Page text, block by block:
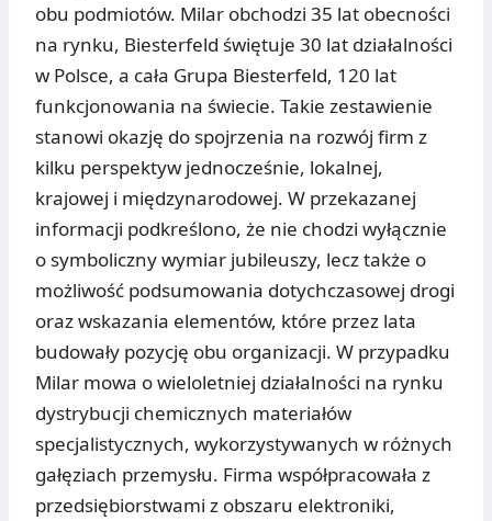
obu podmiotów. Milar obchodzi 35 lat obecności
na rynku, Biesterfeld świętuje 30 lat działalności
w Polsce, a cała Grupa Biesterfeld, 120 lat
funkcjonowania na świecie. Takie zestawienie
stanowi okazję do spojrzenia na rozwój firm z
kilku perspektyw jednocześnie, lokalnej,
krajowej i międzynarodowej. W przekazanej
informacji podkreślono, że nie chodzi wyłącznie
o symboliczny wymiar jubileuszy, lecz także o
możliwość podsumowania dotychczasowej drogi
oraz wskazania elementów, które przez lata
budowały pozycję obu organizacji. W przypadku
Milar mowa o wieloletniej działalności na rynku
dystrybucji chemicznych materiałów
specjalistycznych, wykorzystywanych w różnych
gałęziach przemysłu. Firma współpracowała z
przedsiębiorstwami z obszaru elektroniki,